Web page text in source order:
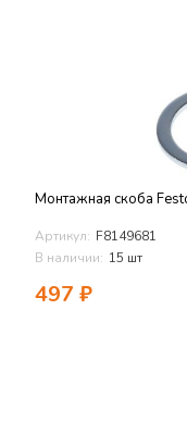
Монтажная скоба
Артикул: F8149681
В наличии: 15 шт
497 ₽